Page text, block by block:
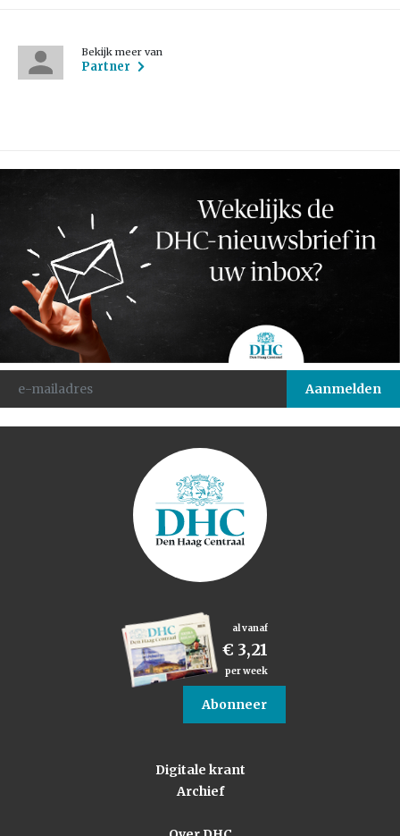
Bekijk meer van
Partner
al vanaf
€ 3,21
per week
Abonneer
Digitale krant
Archief